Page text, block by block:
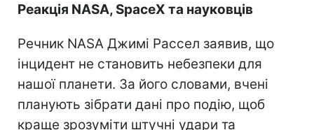
Реакція NASA, SpaceX та науковців
Речник NASA Джимі Рассел заявив, що
інцидент не становить небезпеки для
нашої планети. За його словами, вчені
планують зібрати дані про подію, щоб
краще зрозуміти штучні удари та